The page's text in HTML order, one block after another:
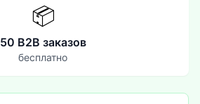
📦
50 B2B заказов
бесплатно